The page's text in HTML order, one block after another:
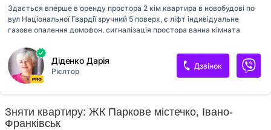
Здається вперше в оренду простора 2 кім квартира в новобудові по
вул Національної Гвардії зручний 5 поверх, є ліфт індивідуальне
газове опалення домофон, сигналізація простора ванна кімната
обладнана усією необхідною технікою для комфортного проживання
Квартира здається з кінця серпня, тварини по домовленості.
Діденко Дарія
Рієлтор
Дзвінок
Зняти квартиру: ЖК Паркове містечко, Івано-
Франківськ